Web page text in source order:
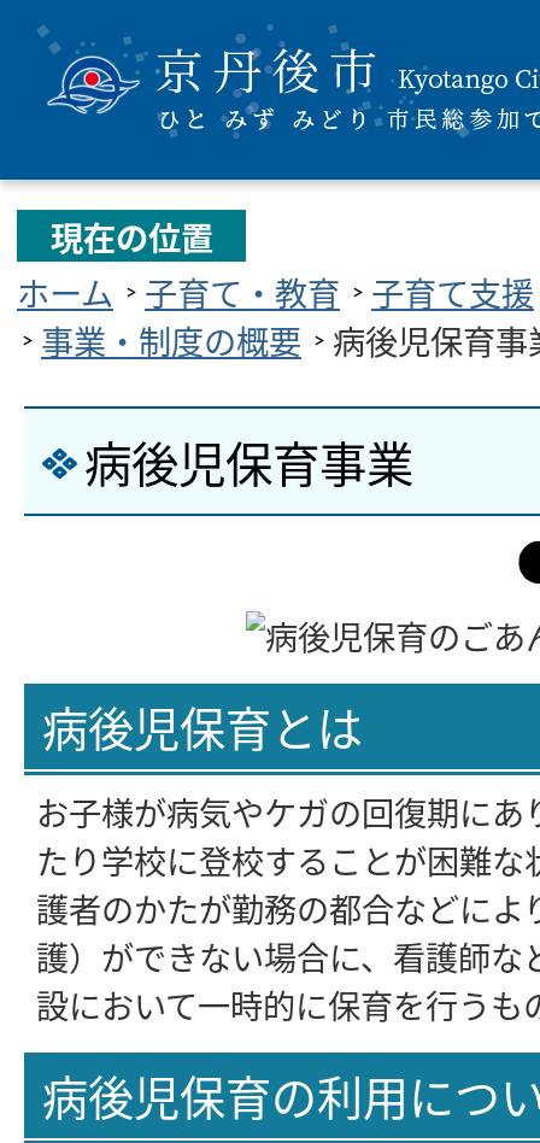
現在の位置
ホーム
子育て・教育
子育て支援
事業・制度の概要
病後児保育事
病後児保育事業
病後児保育とは
お子様が病気やケガの回復期に
たり学校に登校することが困難
護者のかたが勤務の都合などによ
護）ができない場合に、看護師な
設において一時的に保育を行うも
病後児保育の利用につ